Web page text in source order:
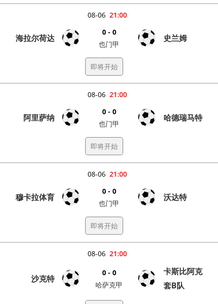
21:00
08-06
海拉尔荷达
0 - 0
也门甲
史兰姆
即将开始
21:00
08-06
阿里萨纳
0 - 0
也门甲
哈德瑞马特
即将开始
21:00
08-06
穆卡拉体育
0 - 0
也门甲
沃达特
即将开始
21:00
08-06
沙克特
0 - 0
哈萨克甲
卡斯比阿克
套B队